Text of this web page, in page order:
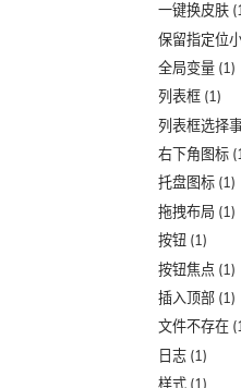
一键换皮肤
保留指定位
全局变量 (1)
列表框 (1)
列表框选择
右下角图标
托盘图标 (1)
拖拽布局 (1)
按钮 (1)
按钮焦点 (1)
插入顶部 (1)
文件不存在
日志 (1)
样式 (1)